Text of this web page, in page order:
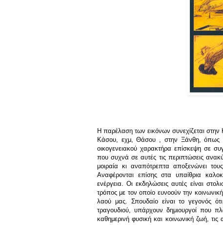
Η παρέλαση των εικόνων συνεχίζεται
Κάσου, εχμ, Θάσου , στην Ξάνθη, όπως
οικογενειακού χαρακτήρα επίσκεψη σε
που συχνά σε αυτές τις περιπτώσεις
μοιραία κι αναπότρεπτα αποξενώνει
Αναφέρονται επίσης στα υπαίθρια
ενέργεια. Οι εκδηλώσεις αυτές είναι
τρόπος με τον οποίο ευνοούν την κοινωνική
λαού μας. Σπουδαίο είναι το γεγονός
τραγουδιού, υπάρχουν δημιουργοί που
καθημερινή φυσική και κοινωνική ζωή,